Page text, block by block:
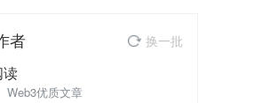
者 换一批
读
Web3优质文章